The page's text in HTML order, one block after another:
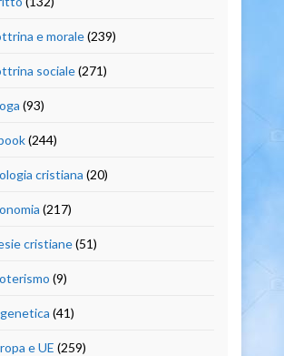
e morale(239)
sociale(271)
(93)
(244)
cristiana (20)
(217)
cristiane(51)
(9)
(41)
e UE (259)